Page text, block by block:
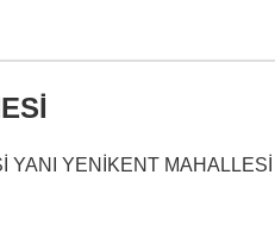
YANI YENİKENT